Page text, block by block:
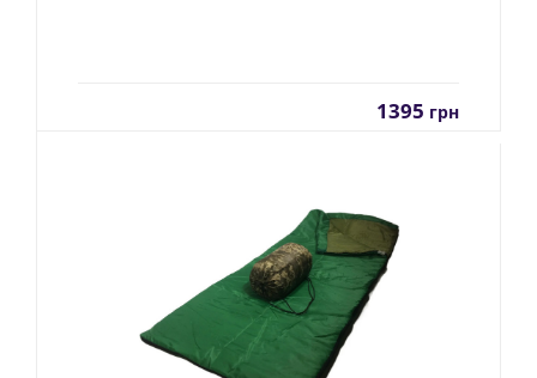
1395 грн